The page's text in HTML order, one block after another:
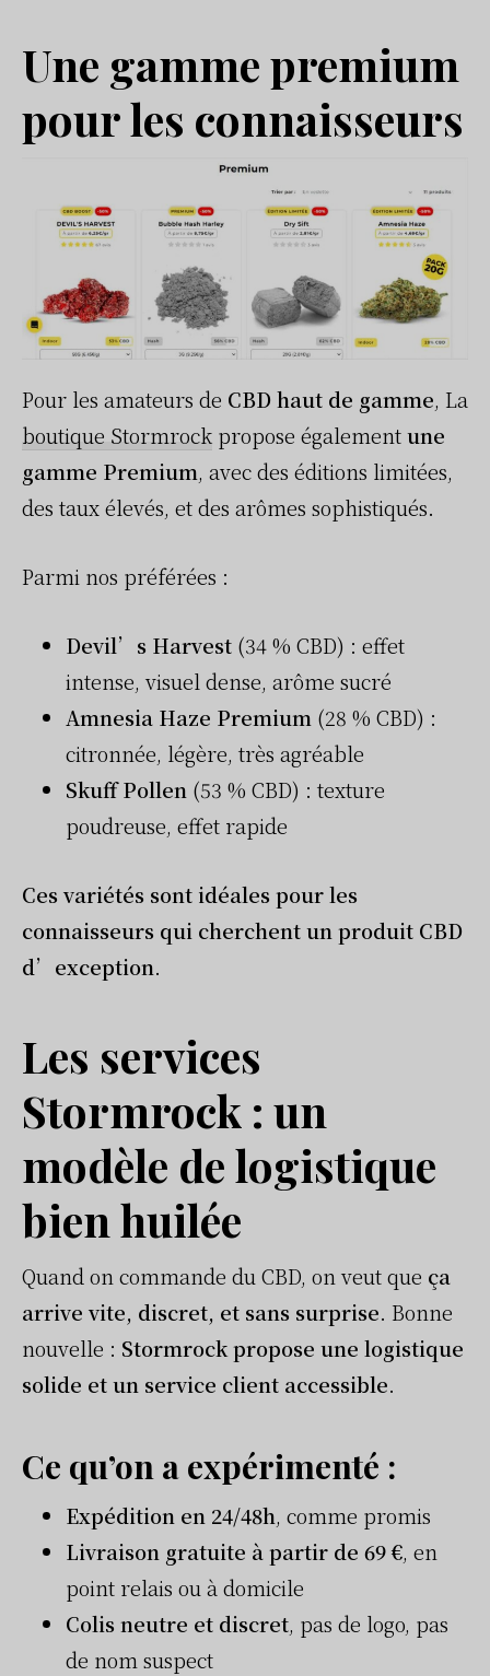
Une gamme premium
pour les connaisseurs
Pour les amateurs de CBD haut de gamme, La
boutique Stormrock propose égalementune
gamme Premium, avec des éditions limitées,
des taux élevés, et des arômes sophistiqués.
Parmi nos préférées :
Devil’s Harvest (34 % CBD) : effet
intense, visuel dense, arôme sucré
Amnesia Haze Premium (28 % CBD) :
citronnée, légère, très agréable
Skuff Pollen (53 % CBD) : texture
poudreuse, effet rapide
Ces variétés sont idéales pour les
connaisseurs qui cherchent un produit CBD
d’exception.
Les services
Stormrock : un
modèle de logistique
bien huilée
Quand on commande du CBD, on veut que ça
arrive vite, discret, et sans surprise. Bonne
nouvelle : Stormrock propose une logistique
solide et un service client accessible.
Ce qu’on a expérimenté :
Expédition en 24/48h, comme promis
Livraison gratuite à partir de 69 €, en
point relais ou à domicile
Colis neutre et discret, pas de logo, pas
de nom suspect